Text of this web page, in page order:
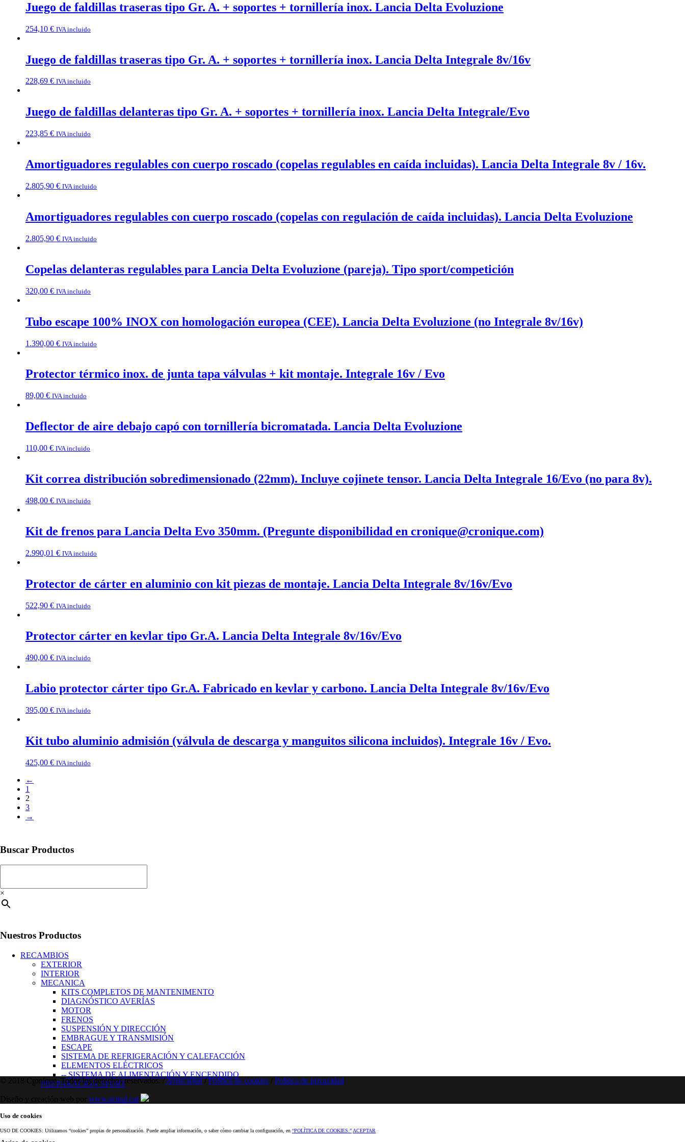
Juego de faldillas traseras tipo Gr. A. + soportes + tornillería inox. Lancia Delta Evoluzione
254,10 € IVA incluido
Juego de faldillas traseras tipo Gr. A. + soportes + tornillería inox. Lancia Delta Integrale 8v/16v
228,69 € IVA incluido
Juego de faldillas delanteras tipo Gr. A. + soportes + tornillería inox. Lancia Delta Integrale/Evo
223,85 € IVA incluido
Amortiguadores regulables con cuerpo roscado (copelas regulables en caída incluidas). Lancia Delta Integrale 8v / 16v.
2.805,90 € IVA incluido
Amortiguadores regulables con cuerpo roscado (copelas con regulación de caída incluidas). Lancia Delta Evoluzione
2.805,90 € IVA incluido
Copelas delanteras regulables para Lancia Delta Evoluzione (pareja). Tipo sport/competición
320,00 € IVA incluido
Tubo escape 100% INOX con homologación europea (CEE). Lancia Delta Evoluzione (no Integrale 8v/16v)
1.390,00 € IVA incluido
Protector térmico inox. de junta tapa válvulas + kit montaje. Integrale 16v / Evo
89,00 € IVA incluido
Deflector de aire debajo capó con tornillería bicromatada. Lancia Delta Evoluzione
110,00 € IVA incluido
Kit correa distribución sobredimensionado (22mm). Incluye cojinete tensor. Lancia Delta Integrale 16/Evo (no para 8v).
498,00 € IVA incluido
Kit de frenos para Lancia Delta Evo 350mm. (Pregunte disponibilidad en cronique@cronique.com)
2.990,01 € IVA incluido
Protector de cárter en aluminio con kit piezas de montaje. Lancia Delta Integrale 8v/16v/Evo
522,90 € IVA incluido
Protector cárter en kevlar tipo Gr.A. Lancia Delta Integrale 8v/16v/Evo
490,00 € IVA incluido
Labio protector cárter tipo Gr.A. Fabricado en kevlar y carbono. Lancia Delta Integrale 8v/16v/Evo
395,00 € IVA incluido
Kit tubo aluminio admisión (válvula de descarga y manguitos silicona incluidos). Integrale 16v / Evo.
425,00 € IVA incluido
←
1
2
3
→
Buscar Productos
×
Nuestros Productos
RECAMBIOS
EXTERIOR
INTERIOR
MECANICA
KITS COMPLETOS DE MANTENIMENTO
DIAGNÓSTICO AVERÍAS
MOTOR
FRENOS
SUSPENSIÓN Y DIRECCIÓN
EMBRAGUE Y TRANSMISIÓN
ESCAPE
SISTEMA DE REFRIGERACIÓN Y CALEFACCIÓN
ELEMENTOS ELÉCTRICOS
-- SISTEMA DE ALIMENTACIÓN Y ENCENDIDO
PREPARACIÓN SPORT
© 2018 Cronique. Todos los derechos reservados. /Aviso legal/Política de cookies Política de privacidad
www.actual.cat
Uso de cookies
USO DE COOKIES: Utilizamos “cookies” propias de personalización. Puede ampliar información, o saber cómo cambiar la configuración, en “POLÍTICA DE COOKIES.” ACEPTAR